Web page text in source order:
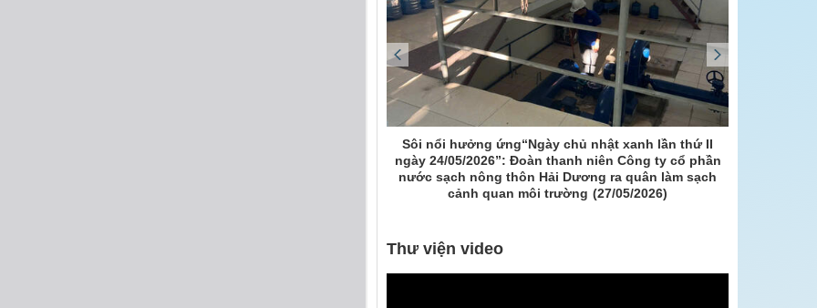
Sôi nổi hưởng ứng“Ngày chủ nhật xanh lần thứ II
ngày 24/05/2026”: Đoàn thanh niên Công ty cổ phần
nước sạch nông thôn Hải Dương ra quân làm sạch
Công ty cổ phần nước sạch nông thôn Hải Dương tổ
chức chương trình nghỉ mát cho người lao động năm
2026 (23/05/2026)
Thư viện video